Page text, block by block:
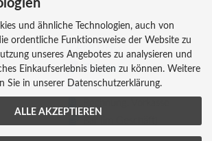
ZAHLUNG
Kreditkarte
Bar (im Geschäft)
und ähnliche Technologien, auch von
ordentliche Funktionsweise der Website zu
unseres Angebotes zu analysieren und
Einkaufserlebnis bieten zu können. Weitere
Sie in unserer Datenschutzerklärung.
ALLE AKZEPTIEREN